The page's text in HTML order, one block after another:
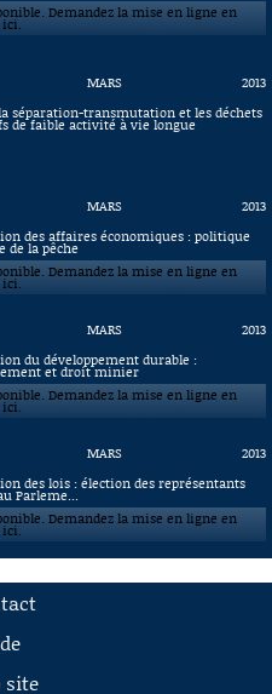
Demandez la mise en ligne en
MARS
2013
la séparation-transmutation et les déchets
de faible activité à vie longue
MARS
2013
des affaires économiques : politique
de la pêche
Demandez la mise en ligne en
MARS
2013
du développement durable :
et droit minier
Demandez la mise en ligne en
MARS
2013
des lois : élection des représentants
Parleme...
Demandez la mise en ligne en
site